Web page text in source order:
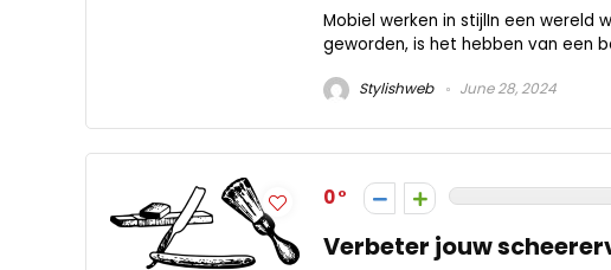
Mobiel werken in stijlIn een wereld
geworden, is het hebben van een
Stylishweb June 28, 2024
0
Verbeter jouw